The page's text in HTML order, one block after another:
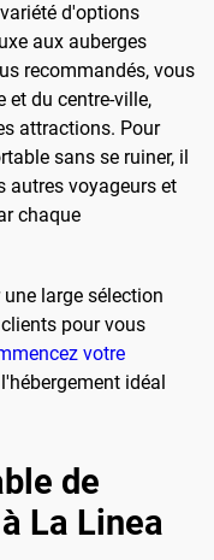
d'options
aux auberges
recommandés, vous
et du centre-ville,
attractions. Pour
sans se ruiner, il
autres voyageurs et
chaque
large sélection
pour vous
votre
idéal
de
La Linea